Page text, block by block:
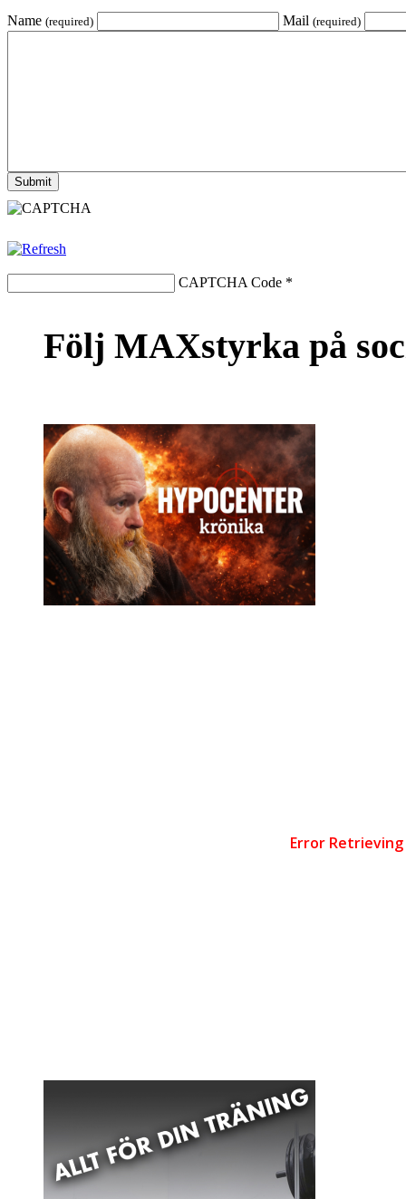
Name (required) Mail (required)
CAPTCHA Code *
Följ MAXstyrka på